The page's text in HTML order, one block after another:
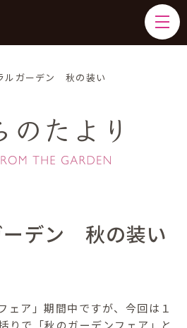
ルガーデン 秋の装い
のたより
ーデン 秋の装い
ェア」期間中ですが、今回は１
りで「秋のガーデンフェア」と